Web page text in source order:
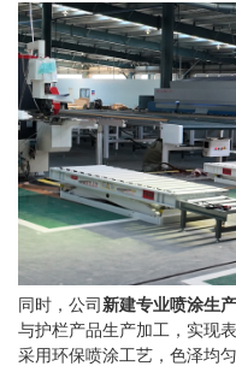
同时，公司 新建专业喷涂生
与护栏产品生产加工，实现
采用环保喷涂工艺，色泽均